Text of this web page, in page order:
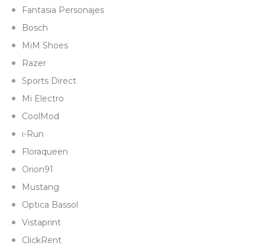
Fantasia Personajes
Bosch
MiM Shoes
Razer
Sports Direct
Mi Electro
CoolMod
i-Run
Floraqueen
Orion91
Mustang
Optica Bassol
Vistaprint
ClickRent